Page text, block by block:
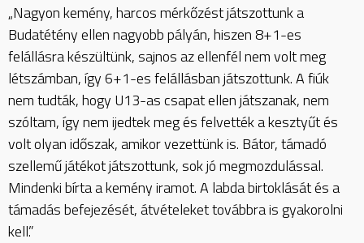
„Nagyon kemény, harcos mérkőzést játszottunk a
Budatétény ellen nagyobb pályán, hiszen 8+1-es
felállásra készültünk, sajnos az ellenfél nem volt meg
létszámban, így 6+1-es felállásban játszottunk. A fiúk
nem tudták, hogy U13-as csapat ellen játszanak, nem
szóltam, így nem ijedtek meg és felvették a kesztyűt és
volt olyan időszak, amikor vezettünk is. Bátor, támadó
szellemű játékot játszottunk, sok jó megmozdulással.
Mindenki bírta a kemény iramot. A labda birtoklását és a
támadás befejezését, átvételeket továbbra is gyakorolni
kell.”